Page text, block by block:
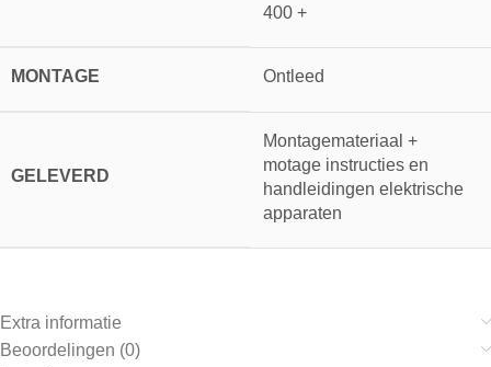
400 +
MONTAGE Ontleed
GELEVERD
Montagemateriaal +
motage instructies en
handleidingen elektrische
apparaten
Extra informatie
Beoordelingen (0)